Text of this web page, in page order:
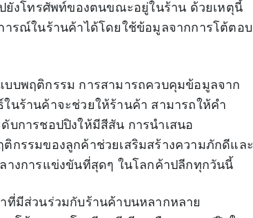
ยังโทรศัพท์ของตนขณะอยู่ในร้าน ด้วยเหตุนี้
ารณ์ในร้านค้าได้โดยใช้ข้อมูลจากการโต้ตอบ
พฤติกรรม การสามารถควบคุมข้อมูลจาก
นร้านค้าจะช่วยให้ร้านค้า สามารถให้คำ
บการชอปปิงให้มีสีสัน การนำเสนอ
กรรมของลูกค้าช่วยเสริมสร้างความภักดีและ
างการแข่งขันที่สุดๆ ในโลกค้าปลีกทุกวันนี้
ส่วนร่วมกับร้านค้าบนหลากหลาย